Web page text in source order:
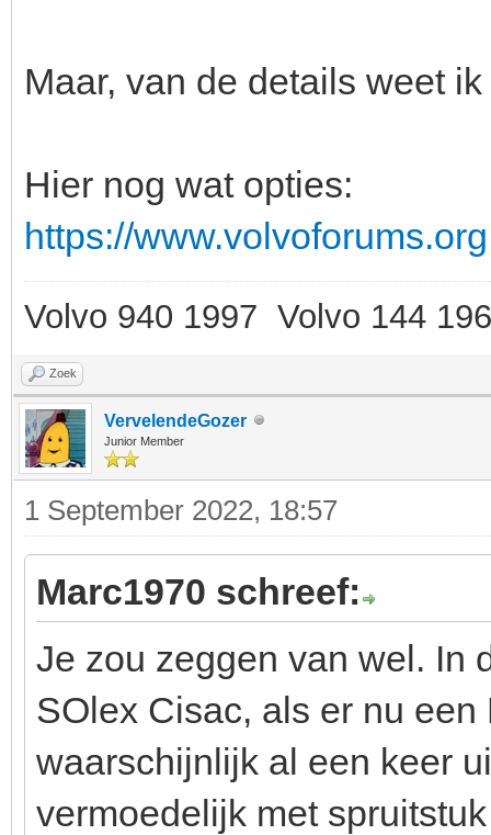
Maar, van de details weet
Hier nog wat opties:
https://
Volvo 940 1997 Volvo 144
Zoek
VervelendeGozer
Junior Member
1 September 2022, 18:57
Marc1970 schreef:
Je zou zeggen van wel. In
SOlex Cisac, als er nu
waarschijnlijk al een keer
vermoedelijk met